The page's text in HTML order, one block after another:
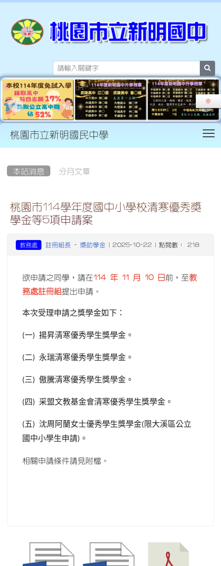
桃園市立新明國民中學
本站消息 分月文章
桃園市114學年度國中小學校清寒優秀獎
學金等5項申請案
教務處 註冊組長 - 獎助學金 | 2025-10-22 | 點閱數： 218
欲申請之同學，請在114 年 11 月 10 日前，至教
務處註冊組提出申請。
本次受理申請之獎學金如下：
(一) 揚昇清寒優秀學生獎學金。
(二) 永瑞清寒優秀學生獎學金。
(三) 傲騰清寒優秀學生獎學金。
(四) 采盟文教基金會清寒優秀學生獎學金。
(五) 沈周阿蘭女士優秀學生獎學金( 限大溪區公立
國中小學生申請) 。
相關申請條件請見附檔。